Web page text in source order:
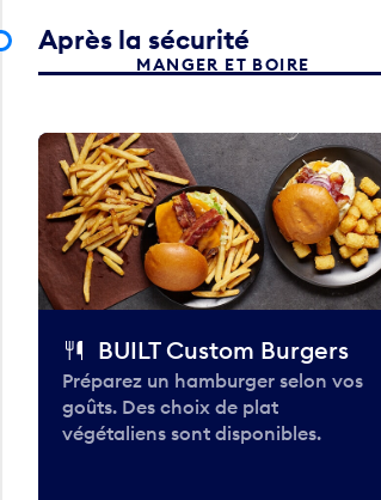
Après la sécurité
MANGER ET BOIRE
BUILT Custom Burgers
Préparez un hamburger selon vos
goûts. Des choix de plat
végétaliens sont disponibles.